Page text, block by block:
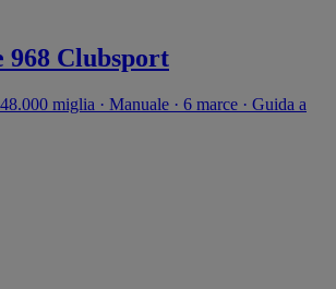
968 Clubsport
miglia · Manuale · 6 marce · Guida a